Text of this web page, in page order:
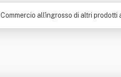
all'ingrosso di altri prodotti